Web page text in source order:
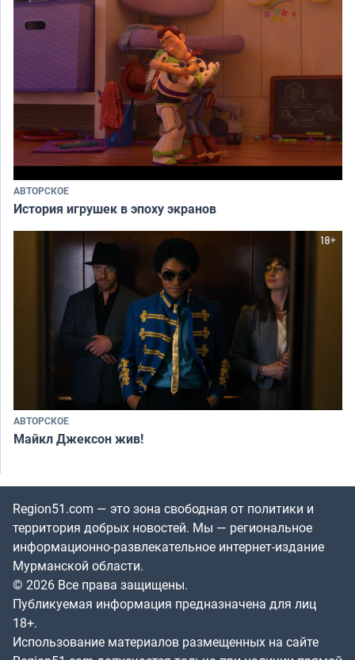
АВТОРСКОЕ
История игрушек в эпоху экранов
АВТОРСКОЕ
Майкл Джексон жив!
Region51.com — это зона свободная от политики и
территория добрых новостей. Мы — региональное
информационно-развлекательное интернет-издание
Мурманской области.
© 2026 Все права защищены.
Публикуемая информация предназначена для лиц
18+.
Использование материалов размещенных на сайте